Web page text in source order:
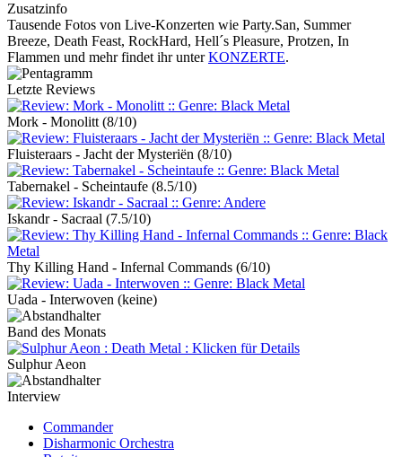
Zusatzinfo
Tausende Fotos von Live-Konzerten wie Party.San, Summer
Breeze, Death Feast, RockHard, Hell´s Pleasure, Protzen, In
Flammen und mehr findet ihr unterKONZERTE.
Letzte Reviews
Mork - Monolitt (8/10)
Fluisteraars - Jacht der Mysteriën (8/10)
Tabernakel - Scheintaufe (8.5/10)
Iskandr - Sacraal (7.5/10)
Thy Killing Hand - Infernal Commands (6/10)
Uada - Interwoven (keine)
Band des Monats
Sulphur Aeon
Interview
Commander
Disharmonic Orchestra